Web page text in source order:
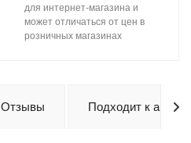
для интернет-магазина и
может отличаться от цен в
розничных магазинах
Отзывы Подходит к авто